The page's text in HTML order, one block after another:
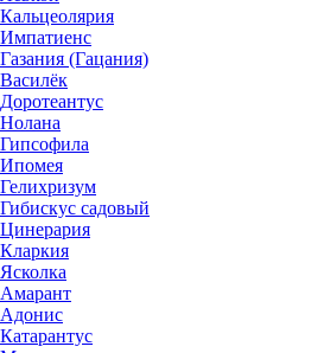
Кальцеолярия
Импатиенс
Газания (Гацания)
Василёк
Доротеантус
Нолана
Гипсофила
Ипомея
Гелихризум
Гибискус садовый
Цинерария
Кларкия
Ясколка
Амарант
Адонис
Катарантус